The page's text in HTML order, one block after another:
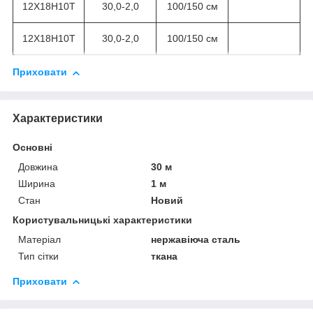
12Х18Н10Т 30,0-2,0 100/150 см
12Х18Н10Т 30,0-2,0 100/150 см
Приховати
Характеристики
Основні
Довжина
30 м
Ширина
1 м
Стан
Новий
Користувальницькі характеристики
Матеріал
нержавіюча сталь
Тип сітки
ткана
Приховати